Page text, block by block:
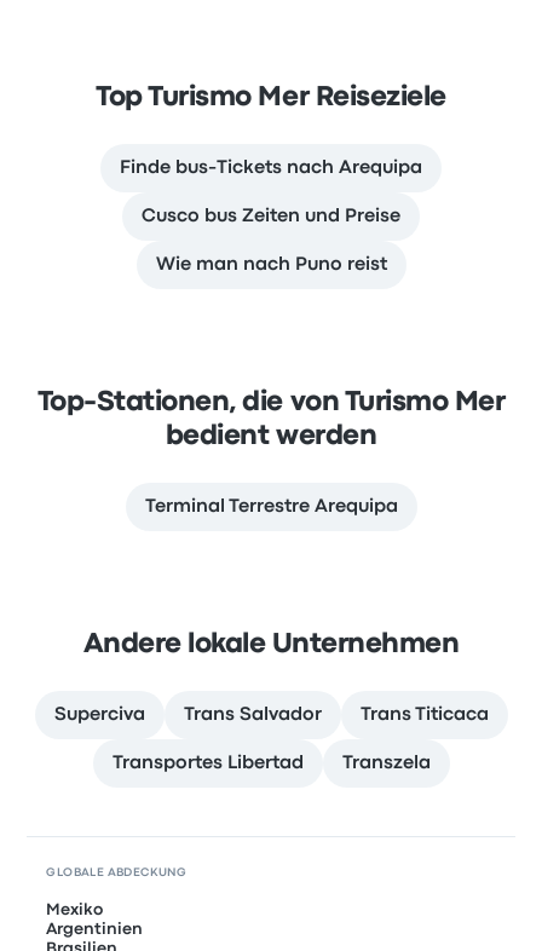
Top Turismo Mer Reiseziele
Finde bus-Tickets nach Arequipa
Cusco bus Zeiten und Preise
Wie man nach Puno reist
Top-Stationen, die von Turismo Mer
bedient werden
Terminal Terrestre Arequipa
Andere lokale Unternehmen
Superciva Trans Salvador Trans Titicaca
Transportes Libertad Transzela
GLOBALE ABDECKUNG
Mexiko
Argentinien